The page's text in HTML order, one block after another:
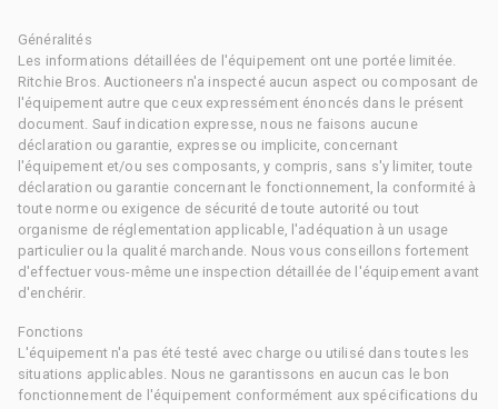
Généralités
Les informations détaillées de l'équipement ont une portée limitée.
Ritchie Bros. Auctioneers n'a inspecté aucun aspect ou composant de
l'équipement autre que ceux expressément énoncés dans le présent
document. Sauf indication expresse, nous ne faisons aucune
déclaration ou garantie, expresse ou implicite, concernant
l'équipement et/ou ses composants, y compris, sans s'y limiter, toute
déclaration ou garantie concernant le fonctionnement, la conformité à
toute norme ou exigence de sécurité de toute autorité ou tout
organisme de réglementation applicable, l'adéquation à un usage
particulier ou la qualité marchande. Nous vous conseillons fortement
d'effectuer vous-même une inspection détaillée de l'équipement avant
d'enchérir.
Fonctions
L'équipement n'a pas été testé avec charge ou utilisé dans toutes les
situations applicables. Nous ne garantissons en aucun cas le bon
fonctionnement de l'équipement conformément aux spécifications du